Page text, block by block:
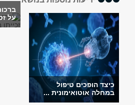
כיצד הופכים טיפול
במחלה אוטואימונית ...
על